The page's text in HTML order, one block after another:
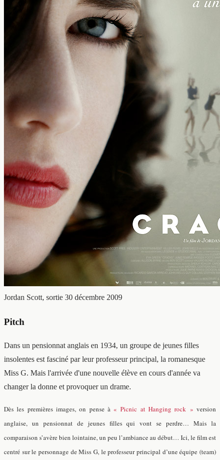
Jordan Scott, sortie 30 décembre 2009
Pitch
Dans un pensionnat anglais en 1934, un groupe de jeunes filles
insolentes est fasciné par leur professeur principal, la romanesque
Miss G. Mais l'arrivée d'une nouvelle élève en cours d'année va
changer la donne et provoquer un drame.
Dès les premières images, on pense à « Picnic at Hanging rock » version
anglaise, un pensionnat de jeunes filles qui vont se perdre… Mais la
comparaison s’avère bien lointaine, un peu l’ambiance au début… Ici, le film est
centré sur le personnage de Miss G, le professeur principal d’une équipe (team)